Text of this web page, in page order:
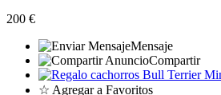
200 €
Mensaje
Compartir
☆ Agregar a Favoritos